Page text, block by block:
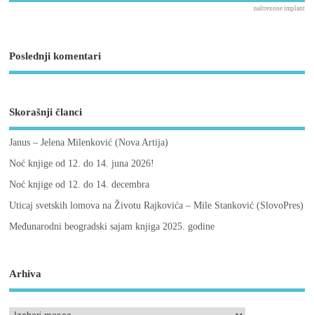
naltrexone implant
Poslednji komentari
Skorašnji članci
Janus – Jelena Milenković (Nova Artija)
Noć knjige od 12. do 14. juna 2026!
Noć knjige od 12. do 14. decembra
Uticaj svetskih lomova na Životu Rajkovića – Mile Stanković (SlovoPres)
Međunarodni beogradski sajam knjiga 2025. godine
Arhiva